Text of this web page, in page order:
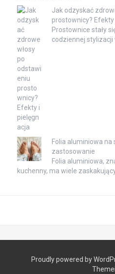
Jak odzyskać
prostownicy? Efekty
Prostownice stały
codziennej stylizacji
Folia aluminiowa
zastosowanie
Folia aluminiowa,
kuchenny, ma wiele
Proudly powered by